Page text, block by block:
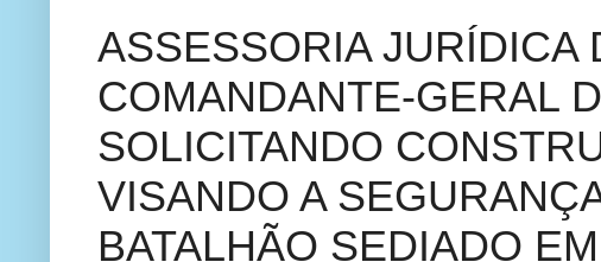
ASSESSORIA JURÍDICA
COMANDANTE-GERAL
SOLICITANDO
VISANDO A
BATALHÃO SEDIADO